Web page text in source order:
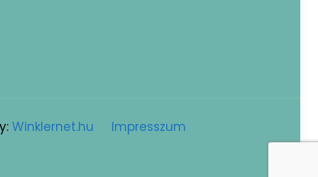
Winklernet.hu Impresszum